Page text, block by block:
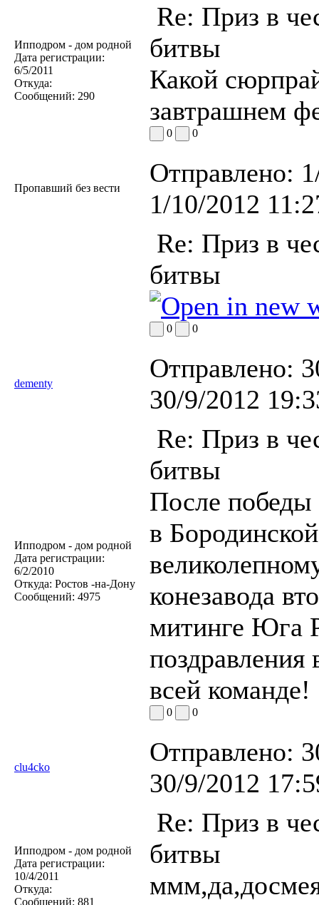
Ипподром - дом родной
Дата регистрации:
6/5/2011
Откуда:
Сообщений: 290
Re: Приз в
битвы
Какой
завтрашнем
0 0
Пропавший без вести
Отправлено:
1/10/2012
Re: Приз в
битвы
0 0
dementy
Отправлено:
30/9/2012
Ипподром - дом родной
Дата регистрации:
6/2/2010
Откуда: Ростов -на-Дону
Сообщений: 4975
Re: Приз в
битвы
После победы
в
конезавода
митинге Юга
поздравления
всей команде!
0 0
clu4cko
Отправлено:
30/9/2012
Ипподром - дом родной
Дата регистрации:
10/4/2011
Откуда:
Сообщений: 881
Re: Приз в
битвы